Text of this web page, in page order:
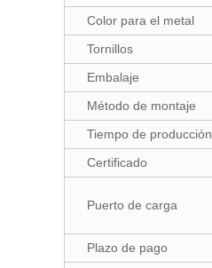
Color para el metal
Tornillos
Embalaje
Método de montaje
Tiempo de producción
Certificado
Puerto de carga
Plazo de pago